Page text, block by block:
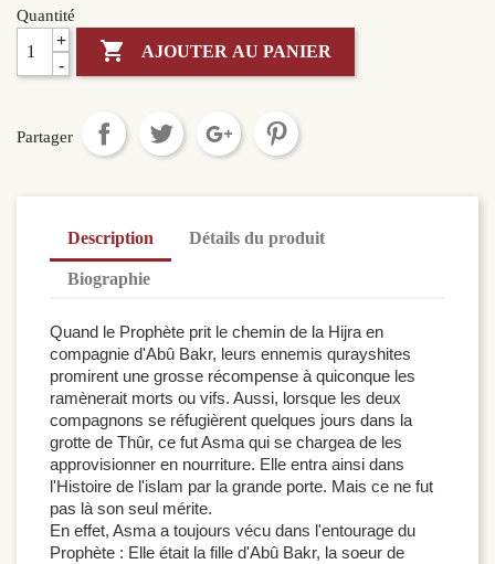
Quantité
+
 AJOUTER AU PANIER
Partager
Description Détails du produit
Biographie
Quand le Prophète prit le chemin de la Hijra en
compagnie d'Abû Bakr, leurs ennemis qurayshites
promirent une grosse récompense à quiconque les
ramènerait morts ou vifs. Aussi, lorsque les deux
compagnons se réfugièrent quelques jours dans la
grotte de Thûr, ce fut Asma qui se chargea de les
approvisionner en nourriture. Elle entra ainsi dans
l'Histoire de l'islam par la grande porte. Mais ce ne fut
pas là son seul mérite.
En effet, Asma a toujours vécu dans l'entourage du
Prophète : Elle était la fille d'Abû Bakr, la soeur de